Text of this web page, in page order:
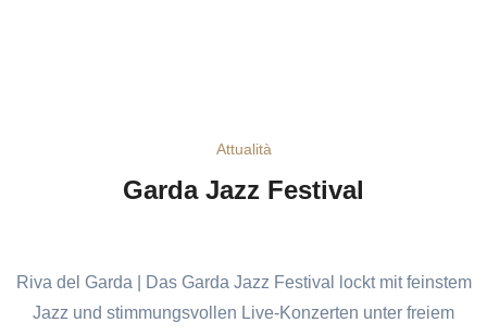
Attualità
Garda Jazz Festival
Riva del Garda | Das Garda Jazz Festival lockt mit feinstem
Jazz und stimmungsvollen Live-Konzerten unter freiem